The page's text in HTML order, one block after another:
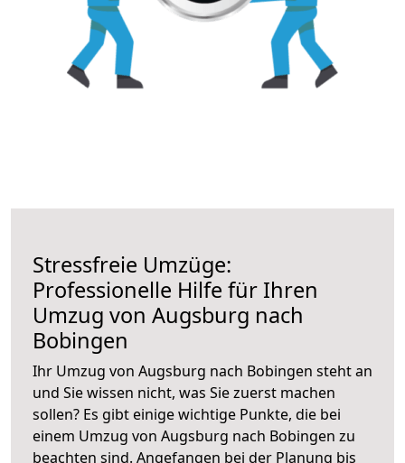
Stressfreie Umzüge:
Professionelle Hilfe für Ihren
Umzug von Augsburg nach
Bobingen
Ihr Umzug von Augsburg nach Bobingen steht an
und Sie wissen nicht, was Sie zuerst machen
sollen? Es gibt einige wichtige Punkte, die bei
einem Umzug von Augsburg nach Bobingen zu
beachten sind. Angefangen bei der Planung bis